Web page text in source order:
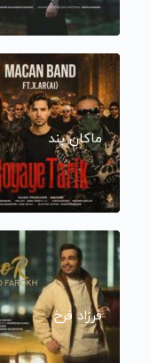
ماکان بند
فرزاد فرخ